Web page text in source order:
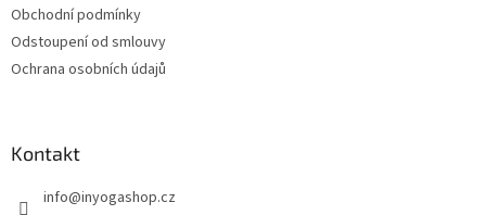
Obchodní podmínky
Odstoupení od smlouvy
Ochrana osobních údajů
Kontakt
info@inyogashop.cz